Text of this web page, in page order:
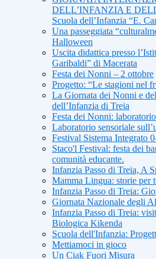
DELL’INFANZIA E
Scuola dell’Infanzia “E.
Una passeggiata
Halloween
Uscita didattica presso
Garibaldi” di Macerata
Festa dei Nonni – 2 ottobre
Progetto: “Le stagioni nel
La Giornata dei Nonni e
dell’Infanzia di Treia
Festa dei Nonni:
Laboratorio sensoriale
Festival Sistema Integrato
Staco'l Festival: festa dei
comunità educante.
Infanzia Passo di Treia, A
Mamma Lingua: storie per
Infanzia Passo di Treia:
Giornata Nazionale degli
Infanzia Passo di Treia:
Biologica Kikenda
Scuola dell'Infanzia:
Mettiamoci in gioco
Un Ciak Fuori Misura